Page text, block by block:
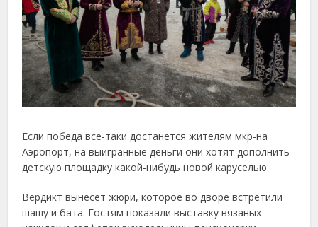
Если победа все-таки достанется жителям мкр-на
Аэропорт, на выигранные деньги они хотят дополнить
детскую площадку какой-нибудь новой каруселью.
Вердикт вынесет жюри, которое во дворе встретили
шашу и бата. Гостям показали выставку вязаных